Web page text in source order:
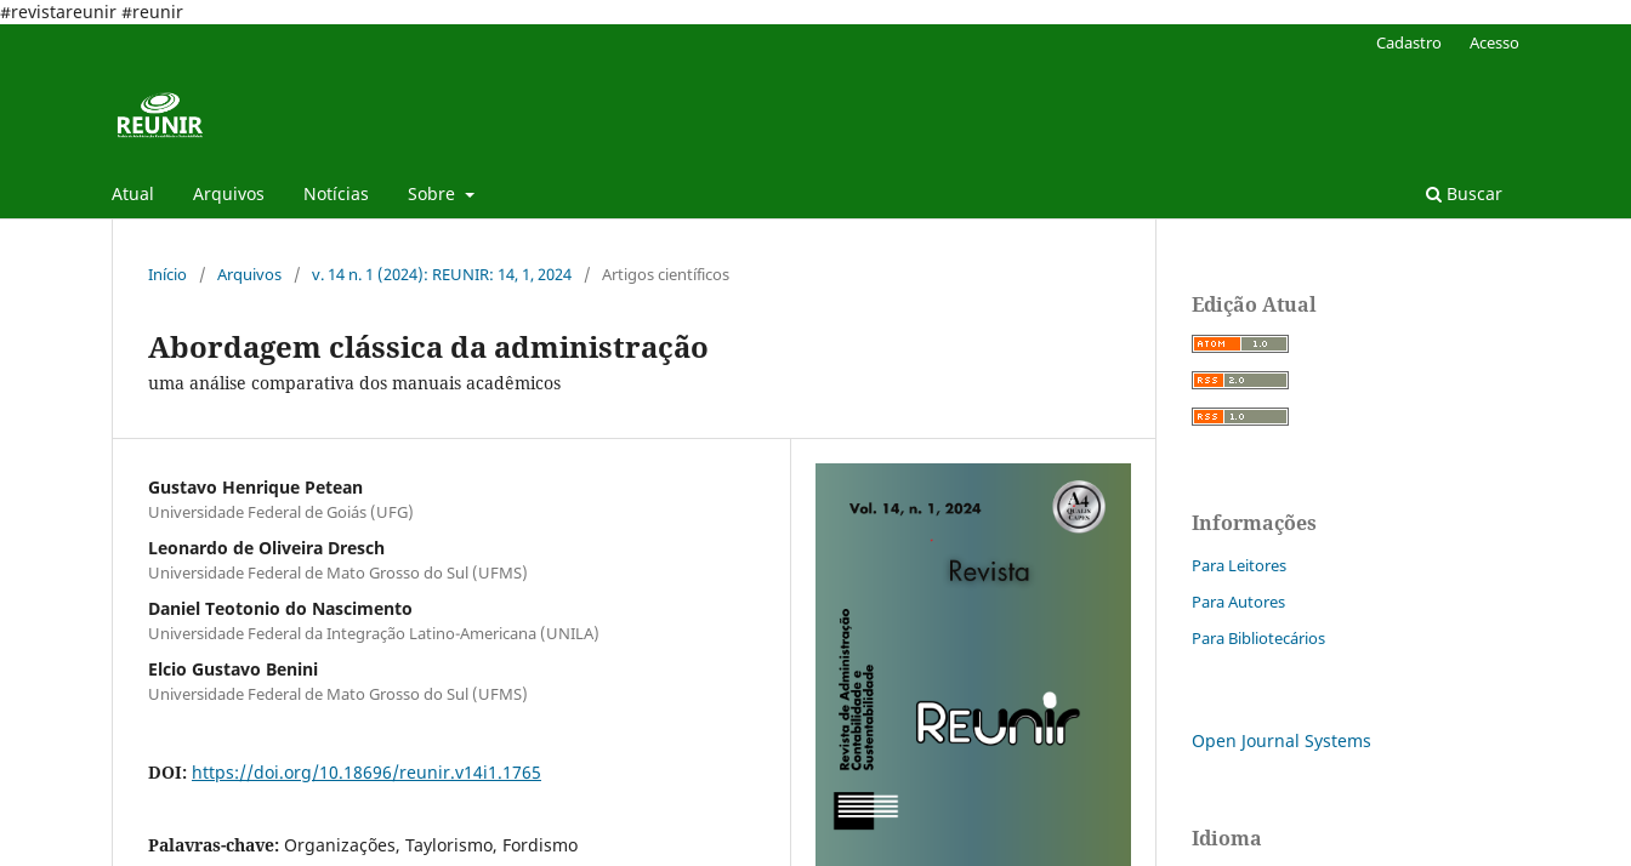
#revistareunir #reunir
Atual Arquivos Notícias Sobre Buscar
Cadastro Acesso
Início / Arquivos / v. 14 n. 1 (2024): REUNIR: 14, 1, 2024 / Artigos científicos
Abordagem clássica da administração
uma análise comparativa dos manuais acadêmicos
Gustavo Henrique Petean
Universidade Federal de Goiás (UFG)
Leonardo de Oliveira Dresch
Universidade Federal de Mato Grosso do Sul (UFMS)
Daniel Teotonio do Nascimento
Universidade Federal da Integração Latino-Americana (UNILA)
Elcio Gustavo Benini
Universidade Federal de Mato Grosso do Sul (UFMS)
DOI: https://doi.org/10.18696/reunir.v14i1.1765
Palavras-chave: Organizações, Taylorismo, Fordismo
Edição Atual
Informações
Para Leitores
Para Autores
Para Bibliotecários
Open Journal Systems
Idioma